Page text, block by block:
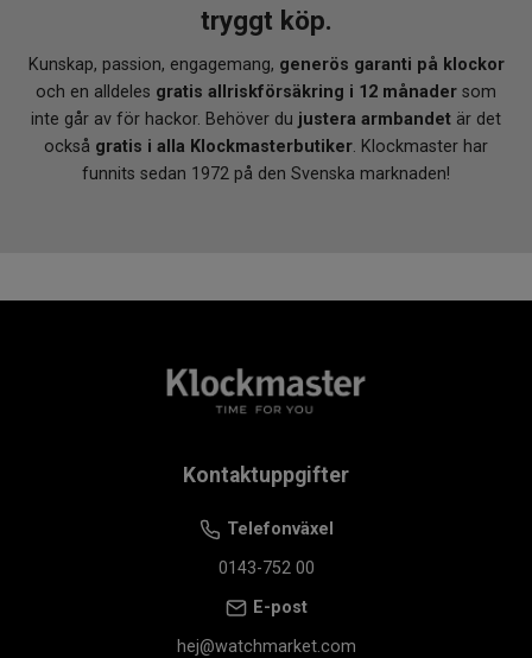
tryggt köp.
Kunskap, passion, engagemang, generös garanti på klockor
och en alldeles gratis allriskförsäkring i 12 månader som
inte går av för hackor. Behöver du justera armbandet är det
också gratis i alla Klockmasterbutiker. Klockmaster har
funnits sedan 1972 på den Svenska marknaden!
Kontaktuppgifter
Telefonväxel
0143-752 00
E-post
hej@watchmarket.com